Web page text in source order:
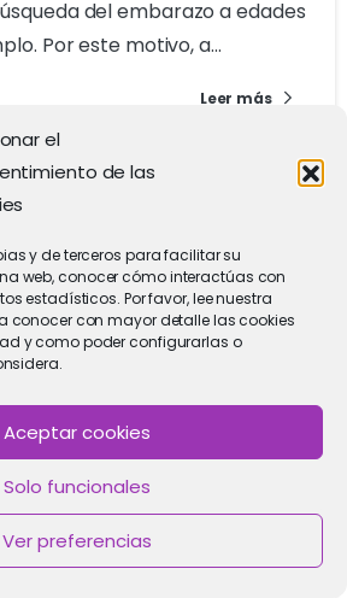
el
de las
y de terceros para facilitar su
web, conocer cómo interactúas con
estadísticos. Por favor, lee nuestra
conocer con mayor detalle las cookies
y como poder configurarlas o
Aceptar cookies
Solo funcionales
Ver preferencias
del embarazo a edades
Por este motivo, a...
Leer más
de tiroides